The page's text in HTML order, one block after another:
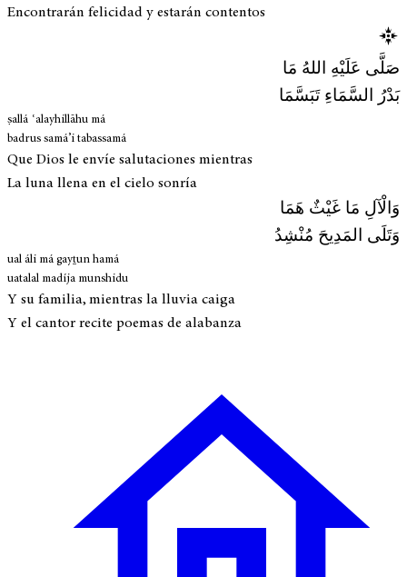
Encontrarán felicidad y estarán contentos
صَلَّى عَلَيْهِ اللهُ مَا
بَدْرُ السَّمَاءِ تَبَسَّمَا
ṣallá ʿalayhillāhu má
badrus samá’i tabassamá
Que Dios le envíe salutaciones mientras
La luna llena en el cielo sonría
وَالْآلِ مَا غَيْثٌ هَمَا
وَتَلَى المَدِيحَ مُنْشِدُ
ual áli má gayṯun hamá
uatalal madíja munshidu
Y su familia, mientras la lluvia caiga
Y el cantor recite poemas de alabanza